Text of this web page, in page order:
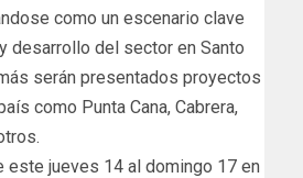
como un escenario clave
desarrollo del sector en Santo
serán presentados proyectos
como Punta Cana, Cabrera,
este jueves 14 al domingo 17 en